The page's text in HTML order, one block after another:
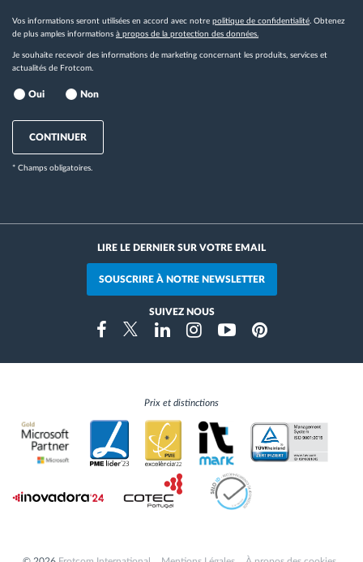
Vos informations seront utilisées en accord avec notre politique de confidentialité . Obtenez
de plus amples informations à propos de la protection des données.
Je souhaite recevoir des informations de marketing concernant les produits, services et
actualités de Frotcom.
Oui Non
CONTINUER
* Champs obligatoires.
LIRE LE DERNIER SUR VOTRE EMAIL
SOUSCRIRE À NOTRE NEWSLETTER
SUIVEZ NOUS
FacebookTwitterLinkedinInstragramYoutubePinterest
Prix et distinctions